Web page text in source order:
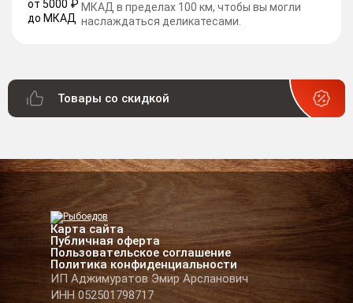
МКАД в пределах 100 км, чтобы вы могли
наслаждаться деликатесами.
Товары со скидкой
Карта сайта
Публичная оферта
Пользовательское соглашение
Политика конфиденциальности
ИП Аджимуратов Эмир Арсланович
ИНН 052501798717